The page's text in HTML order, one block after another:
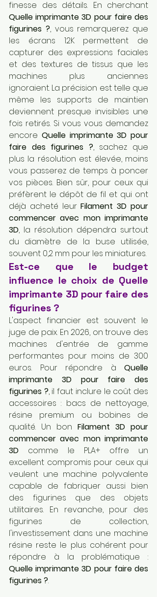
Quelle imprimante 3D pour faire des
figurines ?, vous remarquerez que
les écrans 12K permettent de
capturer des expressions faciales
et des textures de tissus que les
machines plus anciennes
ignoraient. La précision est telle que
même les supports de maintien
deviennent presque invisibles une
fois retirés. Si vous vous demandez
encore Quelle imprimante 3D pour
faire des figurines ?, sachez que
plus la résolution est élevée, moins
vous passerez de temps à poncer
vos pièces. Bien sûr, pour ceux qui
préfèrent le dépôt de fil et qui ont
déjà acheté leur Filament 3D pour
commencer avec mon imprimante
3D, la résolution dépendra surtout
du diamètre de la buse utilisée,
souvent 0,2 mm pour les miniatures.
Est-ce que le budget
influence le choix de Quelle
imprimante 3D pour faire des
figurines ?
L'aspect financier est souvent le
juge de paix. En 2026, on trouve des
machines d'entrée de gamme
performantes pour moins de 300
euros. Pour répondre à Quelle
imprimante 3D pour faire des
figurines ?, il faut inclure le coût des
accessoires : bacs de nettoyage,
résine premium ou bobines de
qualité. Un bon Filament 3D pour
commencer avec mon imprimante
3D comme le PLA+ offre un
excellent compromis pour ceux qui
veulent une machine polyvalente
capable de fabriquer aussi bien
des figurines que des objets
utilitaires. En revanche, pour des
figurines de collection,
l'investissement dans une machine
résine reste le plus cohérent pour
Quelle imprimante 3D pour faire des
figurines ?.